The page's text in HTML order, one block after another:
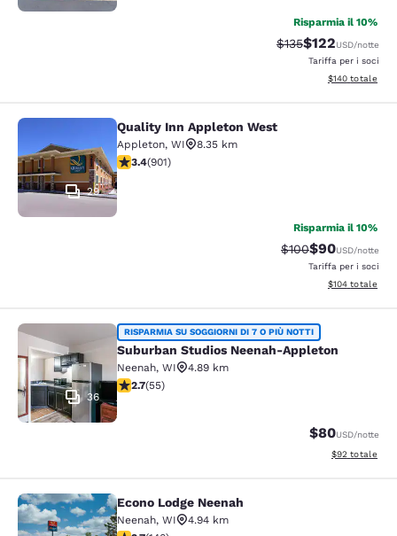
Risparmia il 10%
Tariffa di barratura:
$135Tariffa
$122USD/notte
Tariffa per i soci
Visualizza i
$140 totale
Quality Inn Appleton West
29
Quality Inn Appleton West
Appleton, WI
8.35 km
Valutazione di 3.41 stelle. Buono. 901 recensioni
3.4(901)
Risparmia il 10%
Tariffa di
$100Tariffa
$90USD/notte
Tariffa per i soci
Visualizza i
$104 totale
Suburban Studios Neenah-Appleton
36
RISPARMIA SU SOGGIORNI DI 7 O PIÙ NOTTI
Suburban Studios Neenah-Appleton
Neenah, WI
4.89 km
Valutazione di 2.71 stelle. Discreto. 55 recensioni
2.7(55)
$80USD/notte
Visualizza i
$92 totale
Econo Lodge Neenah
Econo Lodge Neenah
Neenah, WI
4.94 km